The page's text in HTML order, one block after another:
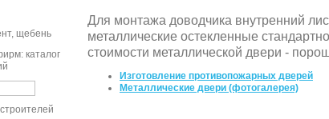
Для монтажа доводчика внутренний
металлические остекленные
стоимости металлической двери -
Изготовление противопожарных дверей
Металлические двери (фотогалерея)